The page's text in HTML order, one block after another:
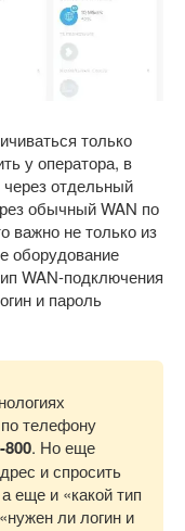
только
у оператора, в
отдельный
обычный WAN по
важно не только из
оборудование
WAN-подключения
и пароль
телефону
800. Но еще
и спросить
еще и «какой тип
ли логин и